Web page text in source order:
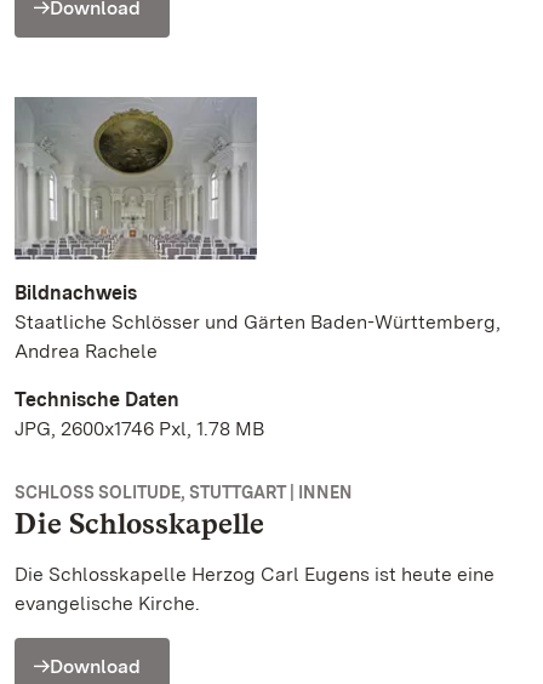
Download
Bildnachweis
Staatliche Schlösser und Gärten Baden-Württemberg,
Andrea Rachele
Technische Daten
JPG, 2600x1746 Pxl, 1.78 MB
SCHLOSS SOLITUDE, STUTTGART | INNEN
Die Schlosskapelle
Die Schlosskapelle Herzog Carl Eugens ist heute eine
evangelische Kirche.
Download